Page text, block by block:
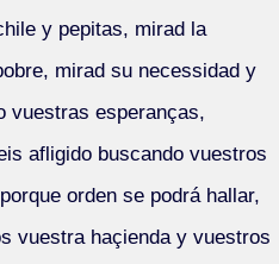
y pepitas, mirad la
mirad su necessidad y
vuestras esperanças,
afligido buscando vuestros
orden se podrá hallar,
vuestra haçienda y vuestros